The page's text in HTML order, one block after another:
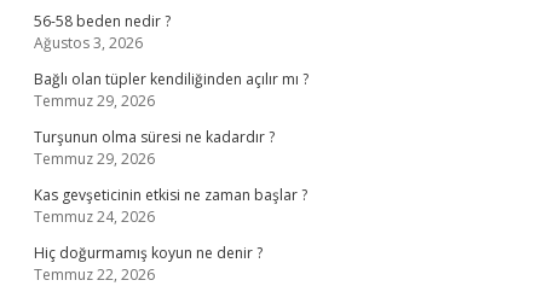
56-58 beden nedir ?
Ağustos 3, 2026
Bağlı olan tüpler kendiliğinden açılır mı ?
Temmuz 29, 2026
Turşunun olma süresi ne kadardır ?
Temmuz 29, 2026
Kas gevşeticinin etkisi ne zaman başlar ?
Temmuz 24, 2026
Hiç doğurmamış koyun ne denir ?
Temmuz 22, 2026